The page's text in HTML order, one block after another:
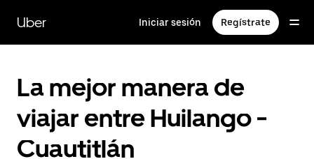
contenido
principal
Uber Iniciar sesión Regístrate
La mejor manera de
viajar entre Huilango -
Cuautitlán